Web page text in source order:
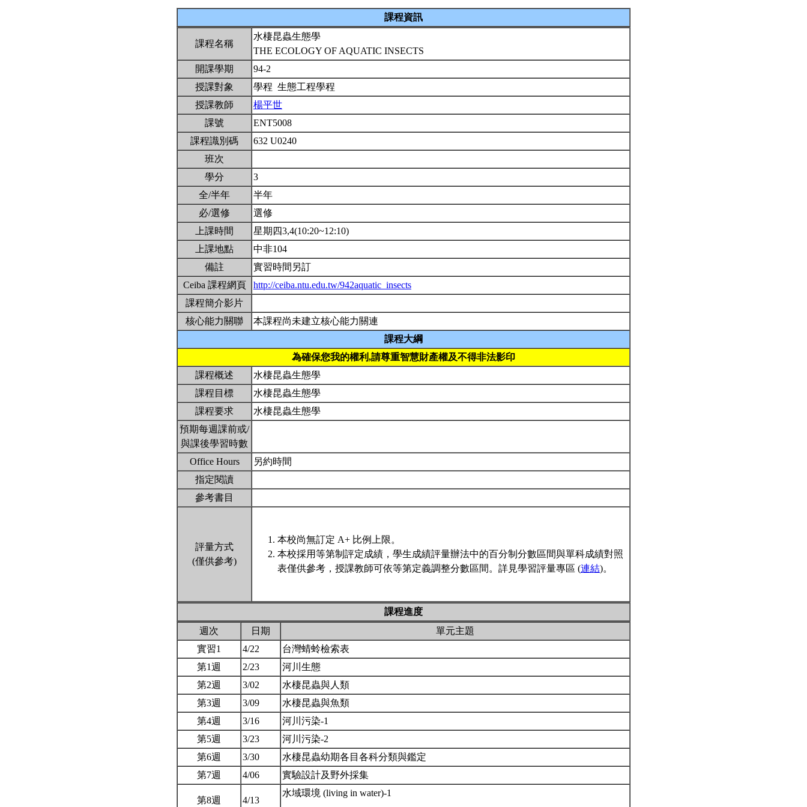
課程資訊
課程名稱
水棲昆蟲生態學
THE ECOLOGY OF AQUATIC INSECTS
開課學期
94-2
授課對象
學程 生態工程學程
授課教師
楊平世
課號
ENT5008
課程識別碼
632 U0240
班次
學分
3
全/半年
半年
必/選修
選修
上課時間
星期四3,4(10:20~12:10)
上課地點
中非104
備註
實習時間另訂
Ceiba 課程網頁
http://ceiba.ntu.edu.tw/942aquatic_insects
課程簡介影片
核心能力關聯
本課程尚未建立核心能力關連
課程大綱
為確保您我的權利,請尊重智慧財產權及不得非法影印
課程概述
水棲昆蟲生態學
課程目標
水棲昆蟲生態學
課程要求
水棲昆蟲生態學
預期每週課前或/
與課後學習時數
Office Hours
另約時間
指定閱讀
參考書目
評量方式
(僅供參考)
本校尚無訂定 A+ 比例上限。
本校採用等第制評定成績，學生成績評量辦法中的百分制分數區間與單科成績對照
表僅供參考，授課教師可依等第定義調整分數區間。詳見學習評量專區 (連結)。
課程進度
週次
日期
單元主題
實習1
4/22
台灣蜻蛉檢索表
第1週
2/23
河川生態
第2週
3/02
水棲昆蟲與人類
第3週
3/09
水棲昆蟲與魚類
第4週
3/16
河川污染-1
第5週
3/23
河川污染-2
第6週
3/30
水棲昆蟲幼期各目各科分類與鑑定
第7週
4/06 實驗設計及野外採集
第8週 4/13
水域環境 (living in water)-1